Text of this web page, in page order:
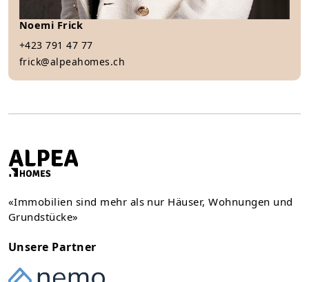
Noemi Frick
+423 791 47 77
frick@alpeahomes.ch
«Immobilien sind mehr als nur Häuser, Wohnungen und
Grundstücke»
Unsere Partner